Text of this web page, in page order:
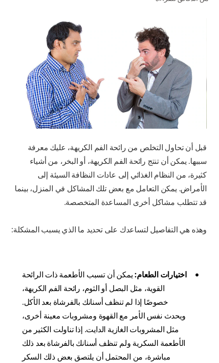
الولايات المتحدة (الإنجليزية)
قبل أن تحاول التخلص من رائحة الفم الكريهة، عليك معرفة
سببها. يمكن أن تنتج رائحة الفم الكريهة، أو البخر، من أشياء
كثيرة، من النظام الغذائي إلى عادات النظافة السيئة إلى
الأمراض. يمكن التعامل مع بعض تلك المشاكل في المنزل، بينما
قد تتطلب مشاكل أخرى المساعدة المتخصصة.
وهذه هي التفاصيل لتساعدك على تحديد ما الذي يسبب المشكلة:
اختيارات الطعام: يمكن أن تسبب الأطعمة ذات الرائحة
القوية، مثل البصل أو الثوم، رائحة الفم الكريهة،
خصوصًا إذا لم تنظف أسنانك بالفرشاة بعد الأكل.
ويحدث نفس الأمر مع القهوة ومشروبات معينة أخرى،
مثل المشروبات الغازية الدايت. إذا تناولت الكثير من
الأطعمة السكرية ولم تنظف أسنانك بالفرشاة بعد ذلك
مباشرة، من المحتمل أن يلتصق بعض ذلك السكر